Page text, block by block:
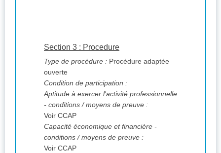
Section 3 : Procedure
Type de procédure : Procédure adaptée
ouverte
Condition de participation :
Aptitude à exercer l'activité professionnelle
- conditions / moyens de preuve :
Voir CCAP
Capacité économique et financière -
conditions / moyens de preuve :
Voir CCAP